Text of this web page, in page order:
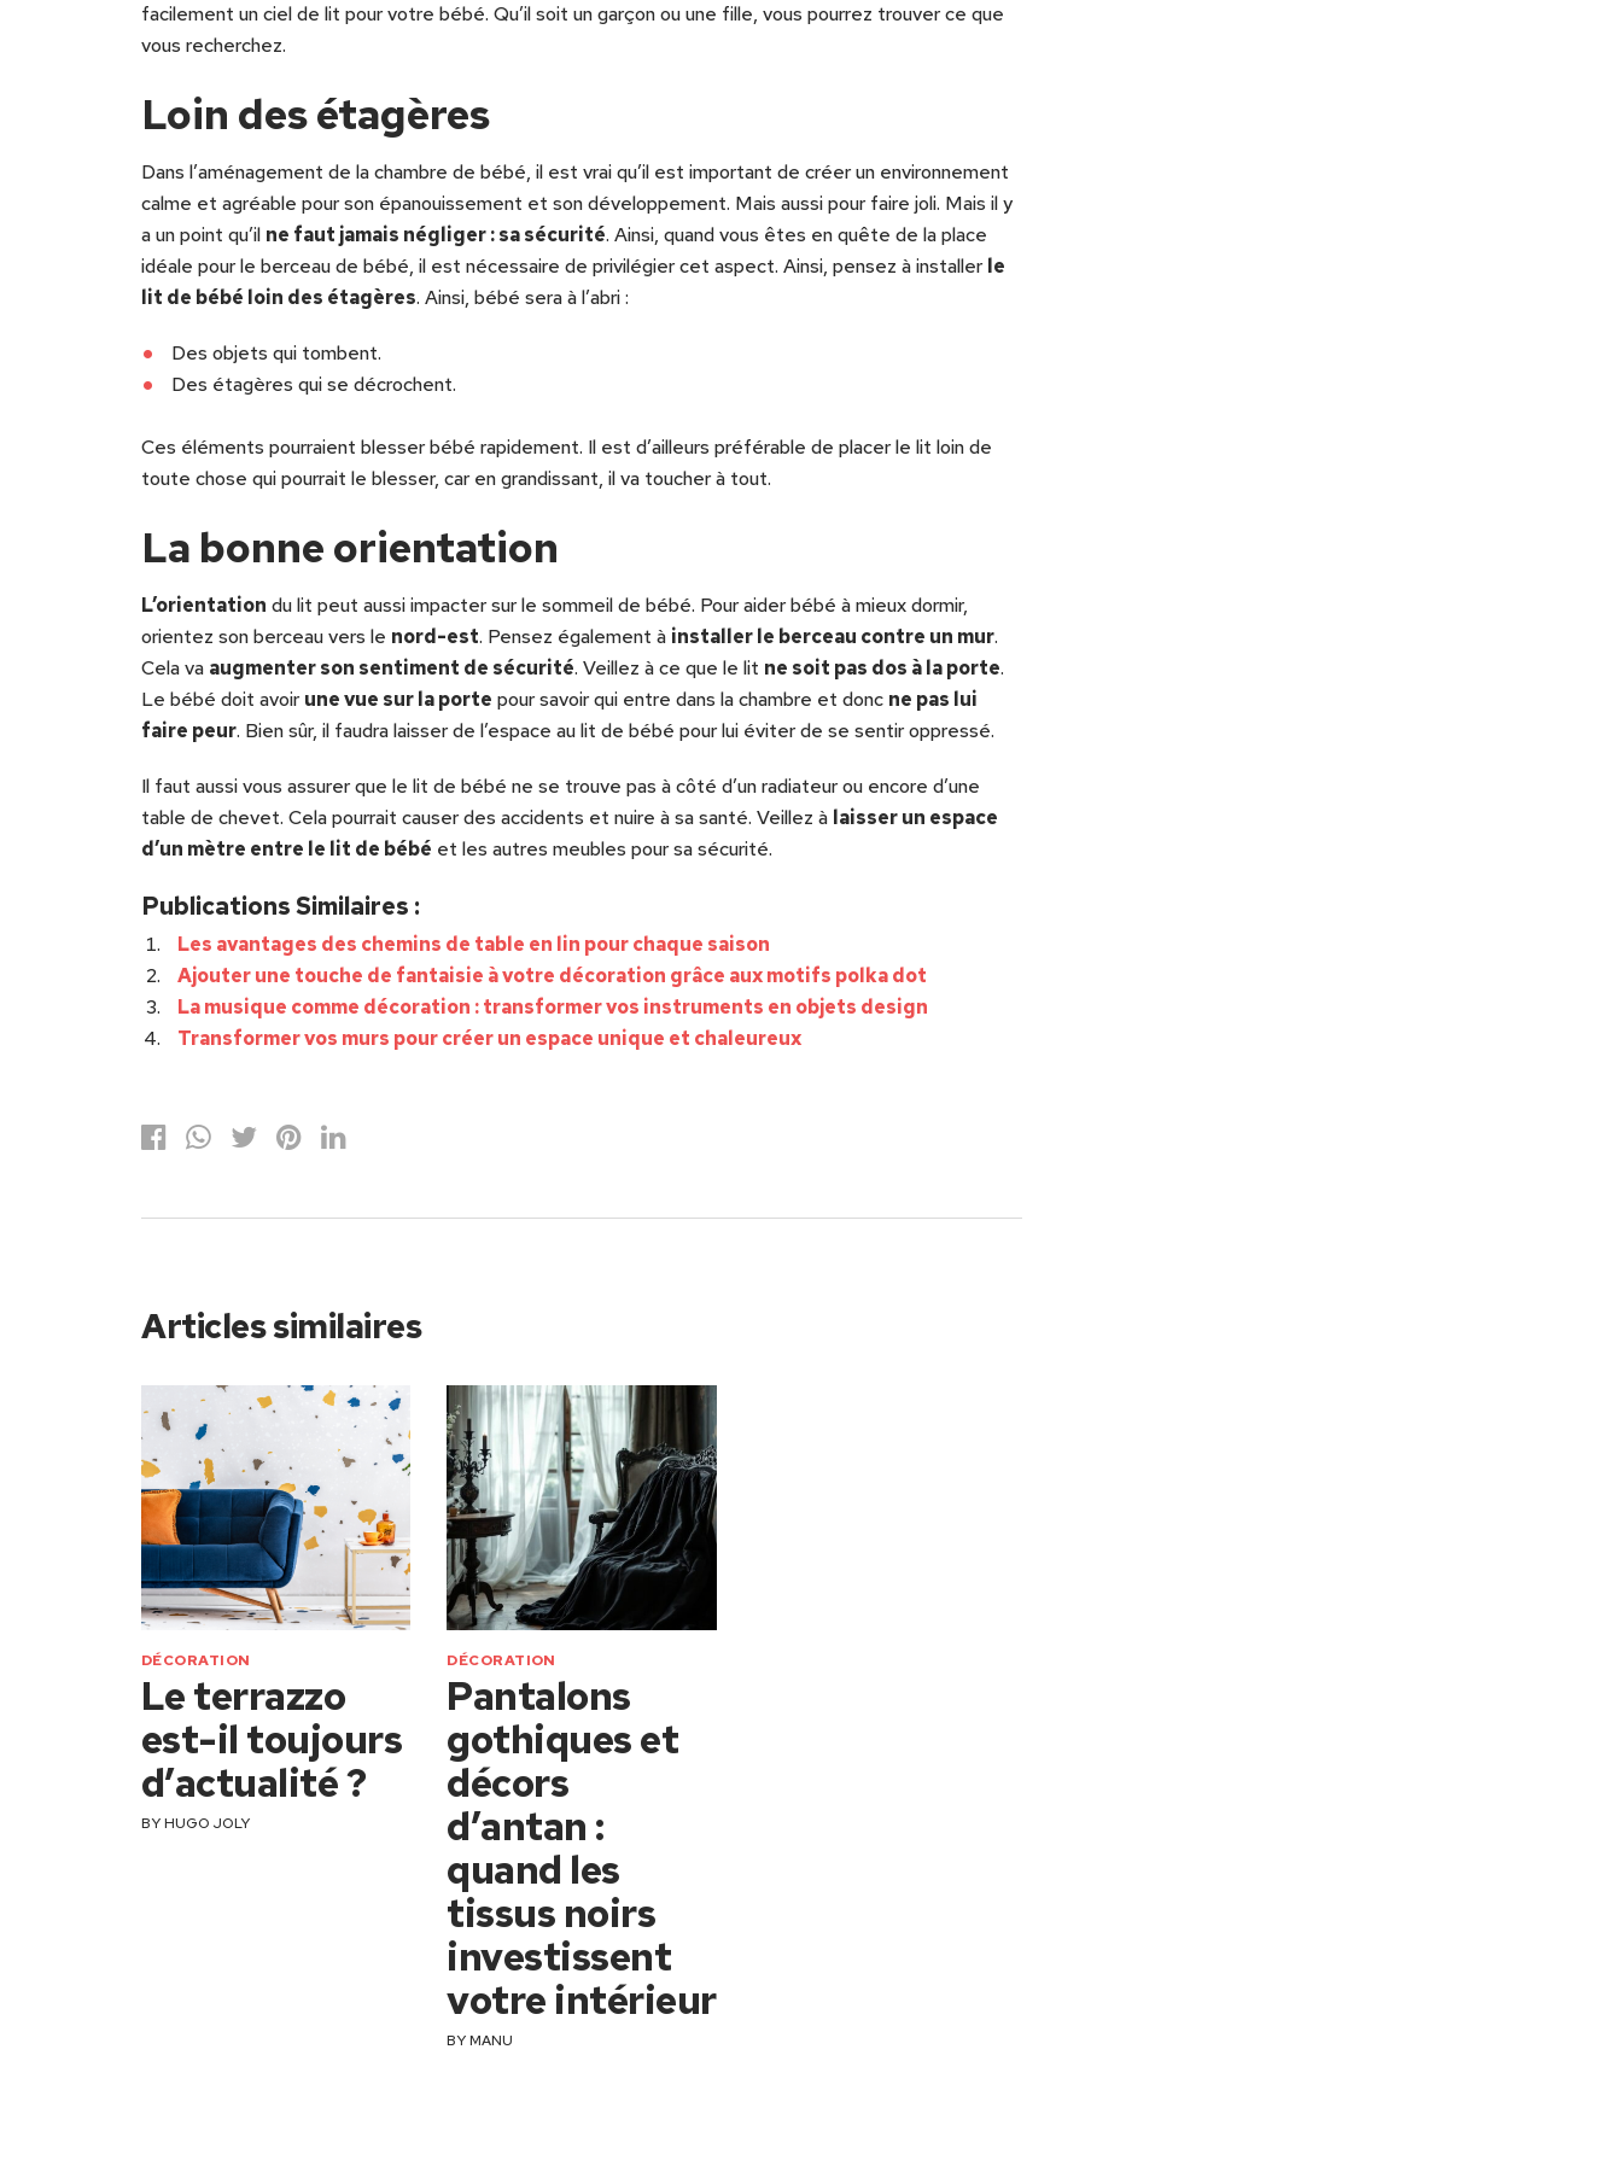
facilement un ciel de lit pour votre bébé. Qu’il soit un garçon ou une fille, vous pourrez trouver ce que
vous recherchez.
Loin des étagères
Dans l’aménagement de la chambre de bébé, il est vrai qu’il est important de créer un environnement
calme et agréable pour son épanouissement et son développement. Mais aussi pour faire joli. Mais il y
a un point qu’il ne faut jamais négliger : sa sécurité. Ainsi, quand vous êtes en quête de la place
idéale pour le berceau de bébé, il est nécessaire de privilégier cet aspect. Ainsi, pensez à installerle
lit de bébé loin des étagères. Ainsi, bébé sera à l’abri :
Des objets qui tombent.
Des étagères qui se décrochent.
Ces éléments pourraient blesser bébé rapidement. Il est d’ailleurs préférable de placer le lit loin de
toute chose qui pourrait le blesser, car en grandissant, il va toucher à tout.
La bonne orientation
L’orientation du lit peut aussi impacter sur le sommeil de bébé. Pour aider bébé à mieux dormir,
orientez son berceau vers le nord-est. Pensez également à installer le berceau contre un mur.
Cela va augmenter son sentiment de sécurité. Veillez à ce que le lit ne soit pas dos à la porte.
Le bébé doit avoirune vue sur la porte pour savoir qui entre dans la chambre et donc ne pas lui
faire peur. Bien sûr, il faudra laisser de l’espace au lit de bébé pour lui éviter de se sentir oppressé.
Il faut aussi vous assurer que le lit de bébé ne se trouve pas à côté d’un radiateur ou encore d’une
table de chevet. Cela pourrait causer des accidents et nuire à sa santé. Veillez à laisser un espace
d’un mètre entre le lit de bébé et les autres meubles pour sa sécurité.
Publications Similaires :
Les avantages des chemins de table en lin pour chaque saison
Ajouter une touche de fantaisie à votre décoration grâce aux motifs polka dot
La musique comme décoration : transformer vos instruments en objets design
Transformer vos murs pour créer un espace unique et chaleureux
Articles similaires
DÉCORATION
Le terrazzo
est-il toujours
d’actualité ?
BYHUGO JOLY
DÉCORATION
Pantalons
gothiques et
décors
d’antan :
quand les
tissus noirs
investissent
votre intérieur
BYMANU